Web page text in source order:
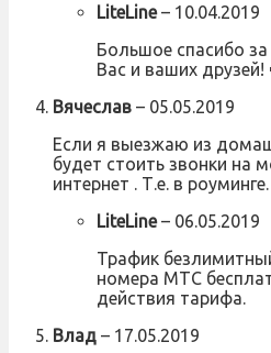
LiteLine– 10.04.2019
Большое спасибо
Вас и ваших друзей!
Вячеслав – 05.05.2019
Если я выезжаю из
будет стоить звонки на
интернет . Т.е. в роуминге.
LiteLine– 06.05.2019
Трафик
номера МТС
действия тарифа.
Влад – 17.05.2019